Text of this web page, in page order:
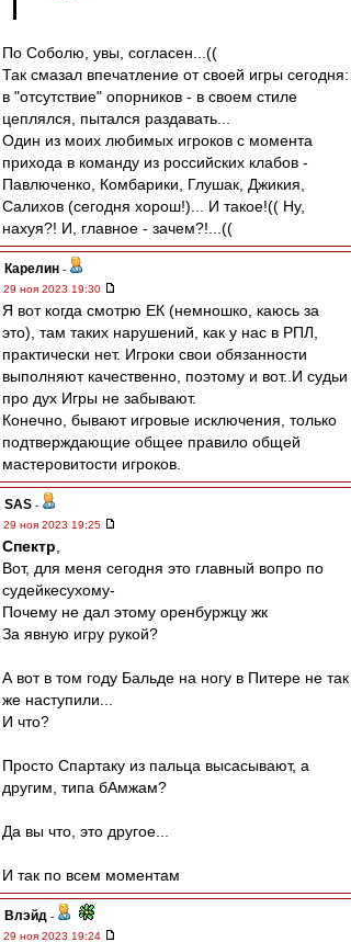
По Соболю, увы, согласен...((
Так смазал впечатление от своей игры сегодня:
в "отсутствие" опорников - в своем стиле
цеплялся, пытался раздавать...
Один из моих любимых игроков с момента
прихода в команду из российских клабов -
Павлюченко, Комбарики, Глушак, Джикия,
Салихов (сегодня хорош!)... И такое!(( Ну,
нахуя?! И, главное - зачем?!...((
Карелин -
29 ноя 2023 19:30
Я вот когда смотрю ЕК (немношко, каюсь за
это), там таких нарушений, как у нас в РПЛ,
практически нет. Игроки свои обязанности
выполняют качественно, поэтому и вот..И судьи
про дух Игры не забывают.
Конечно, бывают игровые исключения, только
подтверждающие общее правило общей
мастеровитости игроков.
SAS -
29 ноя 2023 19:25
Спектр
Вот, для меня сегодня это главный вопро по
судейкесухому-
Почему не дал этому оренбуржцу жк
За явную игру рукой?
А вот в том году Бальде на ногу в Питере не так
же наступили...
И что?
Просто Спартаку из пальца высасывают, а
другим, типа бАмжам?
Да вы что, это другое...
И так по всем моментам
Влэйд -
29 ноя 2023 19:24